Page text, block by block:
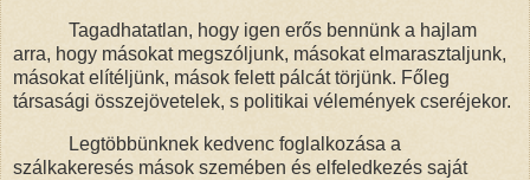
Tagadhatatlan, hogy igen erős bennünk a hajlam
arra, hogy másokat megszóljunk, másokat elmarasztaljunk,
másokat elítéljünk, mások felett pálcát törjünk. Főleg
társasági összejövetelek, s politikai vélemények cseréjekor.
Legtöbbünknek kedvenc foglalkozása a
szálkakeresés mások szemében és elfeledkezés saját